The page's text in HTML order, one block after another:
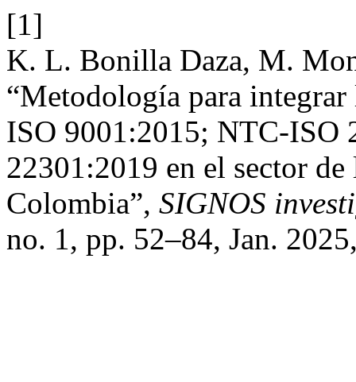
[1]
K. L. Bonilla Daza, M.
“Metodología para
ISO 9001:2015; NTC-ISO
22301:2019 en el sector
Colombia”, SIGNOS
no. 1, pp. 52–84, Jan.